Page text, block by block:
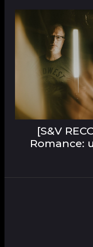
[S&V
Romance: